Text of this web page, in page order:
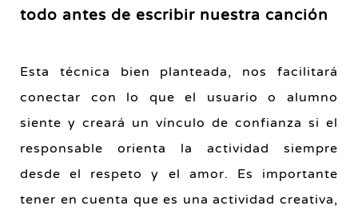
todo antes de escribir nuestra canción
Esta técnica bien planteada, nos facilitará
conectar con lo que el usuario o alumno
siente y creará un vínculo de confianza si el
responsable orienta la actividad siempre
desde el respeto y el amor. Es importante
tener en cuenta que es una actividad creativa,